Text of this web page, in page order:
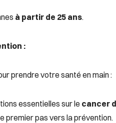
à partir de 25 ans.
:
prendre votre santé en main :
essentielles sur lecancer
premier pas vers la prévention.